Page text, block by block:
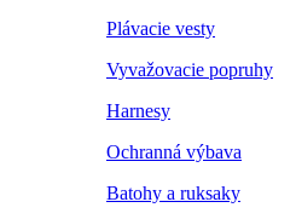
Plávacie vesty
Vyvažovacie popruhy
Harnesy
Ochranná výbava
Batohy a ruksaky